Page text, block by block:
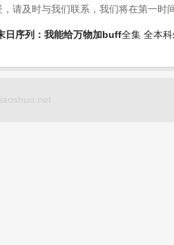
请及时与我们联系，我们将在第一时
日序列：我能给万物加buff全集 全本